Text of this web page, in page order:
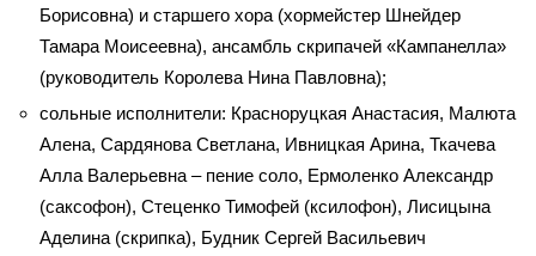
Борисовна) и старшего хора (хормейстер Шнейдер
Тамара Моисеевна), ансамбль скрипачей «Кампанелла»
(руководитель Королева Нина Павловна);
сольные исполнители: Красноруцкая Анастасия, Малюта
Алена, Сардянова Светлана, Ивницкая Арина, Ткачева
Алла Валерьевна – пение соло, Ермоленко Александр
(саксофон), Стеценко Тимофей (ксилофон), Лисицына
Аделина (скрипка), Будник Сергей Васильевич